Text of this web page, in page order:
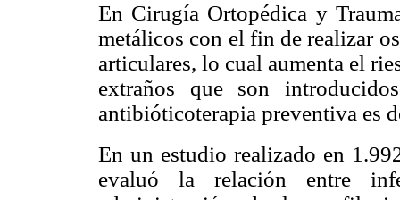
En Cirugía Ortopédica y
metálicos con el fin de realizar
articulares, lo cual aumenta el
extraños que son
antibióticoterapia preventiva es
En un estudio realizado en
evaluó la relación entre